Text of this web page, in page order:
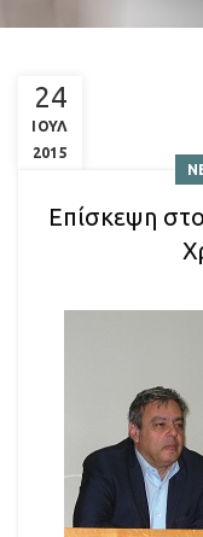
24
ΙΟΥΛ
2015
Επίσκεψη